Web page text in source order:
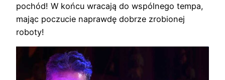
pochód! W końcu wracają do wspólnego tempa,
mając poczucie naprawdę dobrze zrobionej
roboty!